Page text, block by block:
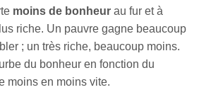
moins de bonheur au fur et à
riche. Un pauvre gagne beaucoup
; un très riche, beaucoup moins.
du bonheur en fonction du
moins en moins vite.